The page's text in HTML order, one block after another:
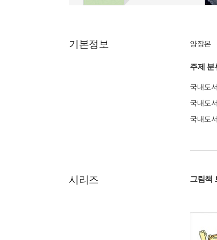
기본정보 양장본
주제 분
국내도
국내도
국내도
시리즈 그림책